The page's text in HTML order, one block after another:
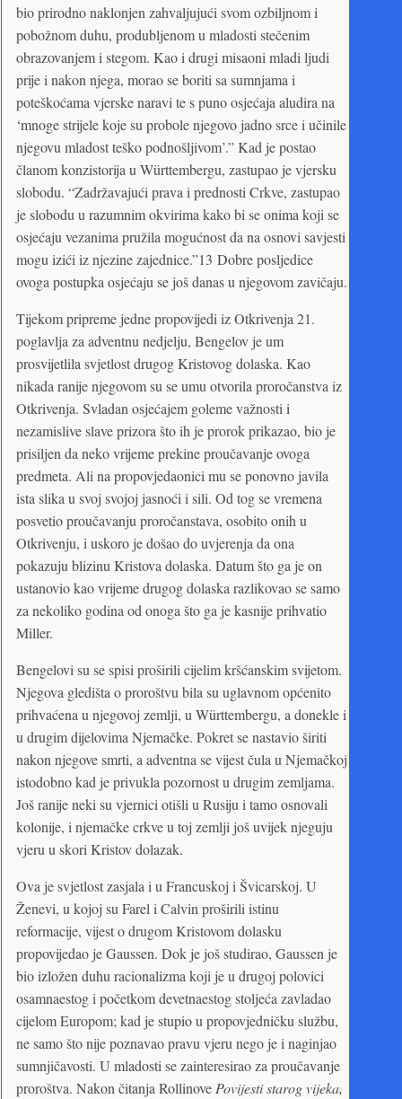
bio prirodno naklonjen zahvaljujući svom ozbiljnom i
pobožnom duhu, produbljenom u mladosti stečenim
obrazovanjem i stegom. Kao i drugi misaoni mladi ljudi
prije i nakon njega, morao se boriti sa sumnjama i
poteškoćama vjerske naravi te s puno osjećaja aludira na
‘mnoge strijele koje su probole njegovo jadno srce i učinile
njegovu mladost teško podnošljivom’.” Kad je postao
članom konzistorija u Württembergu, zastupao je vjersku
slobodu. “Zadržavajući prava i prednosti Crkve, zastupao
je slobodu u razumnim okvirima kako bi se onima koji se
osjećaju vezanima pružila mogućnost da na osnovi savjesti
mogu izići iz njezine zajednice.”13 Dobre posljedice
ovoga postupka osjećaju se još danas u njegovom zavičaju.
Tijekom pripreme jedne propovijedi iz Otkrivenja 21.
poglavlja za adventnu nedjelju, Bengelov je um
prosvijetlila svjetlost drugog Kristovog dolaska. Kao
nikada ranije njegovom su se umu otvorila proročanstva iz
Otkrivenja. Svladan osjećajem goleme važnosti i
nezamislive slave prizora što ih je prorok prikazao, bio je
prisiljen da neko vrijeme prekine proučavanje ovoga
predmeta. Ali na propovjedaonici mu se ponovno javila
ista slika u svoj svojoj jasnoći i sili. Od tog se vremena
posvetio proučavanju proročanstava, osobito onih u
Otkrivenju, i uskoro je došao do uvjerenja da ona
pokazuju blizinu Kristova dolaska. Datum što ga je on
ustanovio kao vrijeme drugog dolaska razlikovao se samo
za nekoliko godina od onoga što ga je kasnije prihvatio
Miller.
Bengelovi su se spisi proširili cijelim kršćanskim svijetom.
Njegova gledišta o proroštvu bila su uglavnom općenito
prihvaćena u njegovoj zemlji, u Württembergu, a donekle i
u drugim dijelovima Njemačke. Pokret se nastavio širiti
nakon njegove smrti, a adventna se vijest čula u Njemačkoj
istodobno kad je privukla pozornost u drugim zemljama.
Još ranije neki su vjernici otišli u Rusiju i tamo osnovali
kolonije, i njemačke crkve u toj zemlji još uvijek njeguju
vjeru u skori Kristov dolazak.
Ova je svjetlost zasjala i u Francuskoj i Švicarskoj. U
Ženevi, u kojoj su Farel i Calvin proširili istinu
reformacije, vijest o drugom Kristovom dolasku
propovijedao je Gaussen. Dok je još studirao, Gaussen je
bio izložen duhu racionalizma koji je u drugoj polovici
osamnaestog i početkom devetnaestog stoljeća zavladao
cijelom Europom; kad je stupio u propovjedničku službu,
ne samo što nije poznavao pravu vjeru nego je i naginjao
sumnjičavosti. U mladosti se zainteresirao za proučavanje
proroštva. Nakon čitanja Rollinove Povijesti starog vijeka,